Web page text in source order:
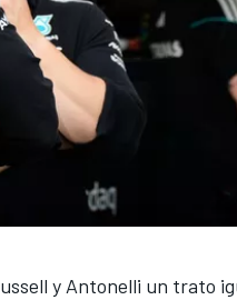
y Antonelli un trato